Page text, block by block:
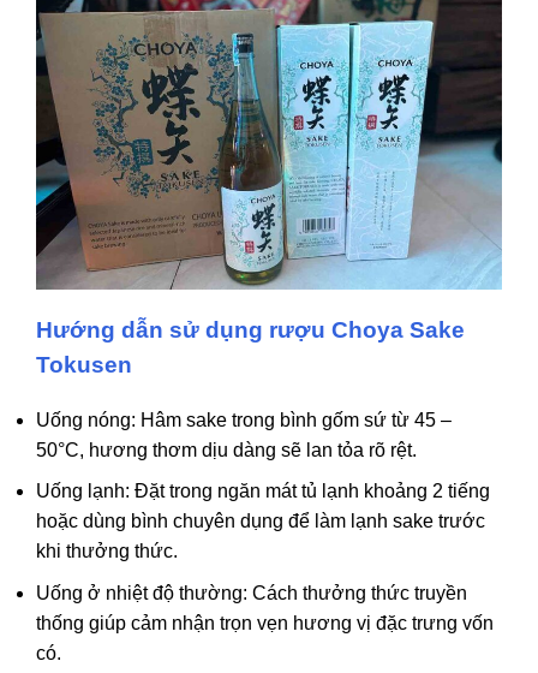
Hướng dẫn sử dụng rượu Choya Sake
Tokusen
Uống nóng: Hâm sake trong bình gốm sứ từ 45 –
50°C, hương thơm dịu dàng sẽ lan tỏa rõ rệt.
Uống lạnh: Đặt trong ngăn mát tủ lạnh khoảng 2 tiếng
hoặc dùng bình chuyên dụng để làm lạnh sake trước
khi thưởng thức.
Uống ở nhiệt độ thường: Cách thưởng thức truyền
thống giúp cảm nhận trọn vẹn hương vị đặc trưng vốn
có.